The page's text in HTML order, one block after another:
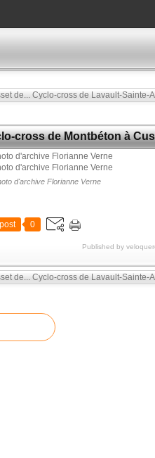
de... Cyclo-cross de Lavault-Sainte-
cross de Montbéton à
d'archive Florianne Verne
0
Published by
de... Cyclo-cross de Lavault-Sainte-